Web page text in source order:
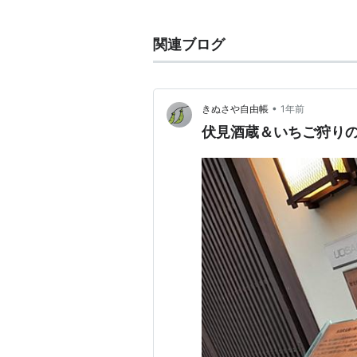
関連ブログ
きぬさや自由帳 • 1年前
伏見酒蔵＆いちご狩り